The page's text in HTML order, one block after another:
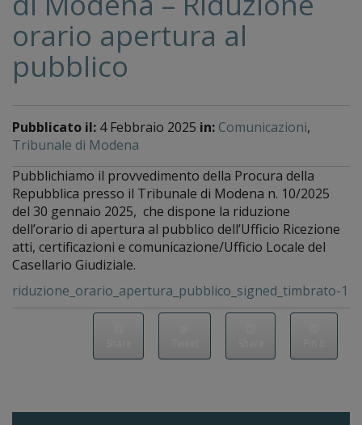
orario apertura al
pubblico
Pubblicato il: 4 Febbraio 2025 in: Comunicazioni,
Tribunale di Modena
Pubblichiamo il provvedimento della Procura della
Repubblica presso il Tribunale di Modena n. 10/2025
del 30 gennaio 2025, che dispone la riduzione
dell’orario di apertura al pubblico dell’Ufficio Ricezione
atti, certificazioni e comunicazione/Ufficio Locale del
Casellario Giudiziale.
riduzione_orario_apertura_pubblico_signed_timbrato-1